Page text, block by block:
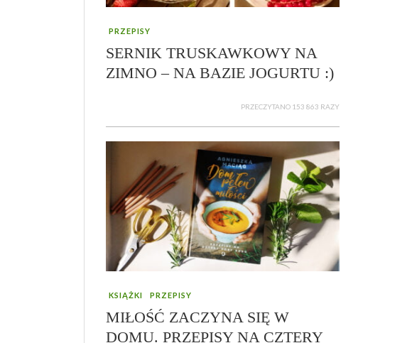
PRZEPISY
SERNIK TRUSKAWKOWY NA
ZIMNO – NA BAZIE JOGURTU :)
PRZECZYTANO 153 863 RAZY
KSIĄŻKI PRZEPISY
MIŁOŚĆ ZACZYNA SIĘ W
DOMU. PRZEPISY NA CZTERY